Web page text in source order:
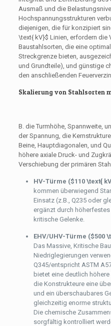
Ausmaß und die
Hochspannungsstrukturen
diejenigen, die für konzipiert
\text{ kV}$ Linien, erfordern die
Baustahlsorten, die eine
Streckgrenze bieten,
und Grundteile), und günstige
den anschließenden
Skalierung von Stahlsorten
B. die Turmhöhe, Spannweite,
der Spannung, die
Beine, Hauptdiagonalen, und
höhere axiale Druck- und
Verschiebung der primären
HV-Türme ($110 \text{
kommen überwiegend
Einsatz (z.B., Q235 oder
ergänzt durch
kritische Gelenke.
EHV/UHV-Türme ($500
Das Massive, Kritische
Niedriglegierungen
Q345/entspricht ASTM
bietet eine deutlich
die Konstrukteure eine
und ein überschaubares
gleichzeitig enorme
Die chemische
sorgfältig kontrolliert